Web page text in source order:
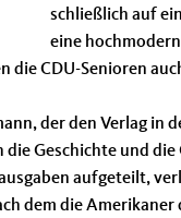
schließlich auf
eine
CDU-Senioren
der den Verlag in
Geschichte und die
aufgeteilt,
dem die